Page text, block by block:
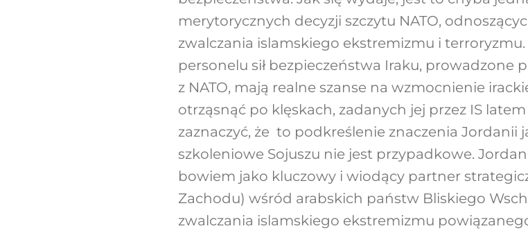
merytorycznych decyzji szczytu NATO,
zwalczania islamskiego ekstremizmu i
personelu sił bezpieczeństwa Iraku, prowadzone
z NATO, mają realne szanse na wzmocnienie
otrząsnąć po klęskach, zadanych jej przez IS
zaznaczyć, że to podkreślenie znaczenia Jordanii
szkoleniowe Sojuszu nie jest przypadkowe.
bowiem jako kluczowy i wiodący partner
Zachodu) wśród arabskich państw Bliskiego
zwalczania islamskiego ekstremizmu